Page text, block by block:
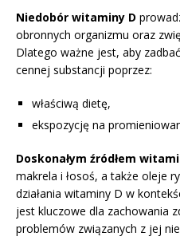
Niedobór witaminy D
obronnych organizmu oraz
Dlatego ważne jest, aby
cennej substancji poprzez:
właściwą dietę,
ekspozycję na
Doskonałym źródłem
makrela i łosoś, a także oleje
działania witaminy D w
jest kluczowe dla zachowania
problemów związanych z jej